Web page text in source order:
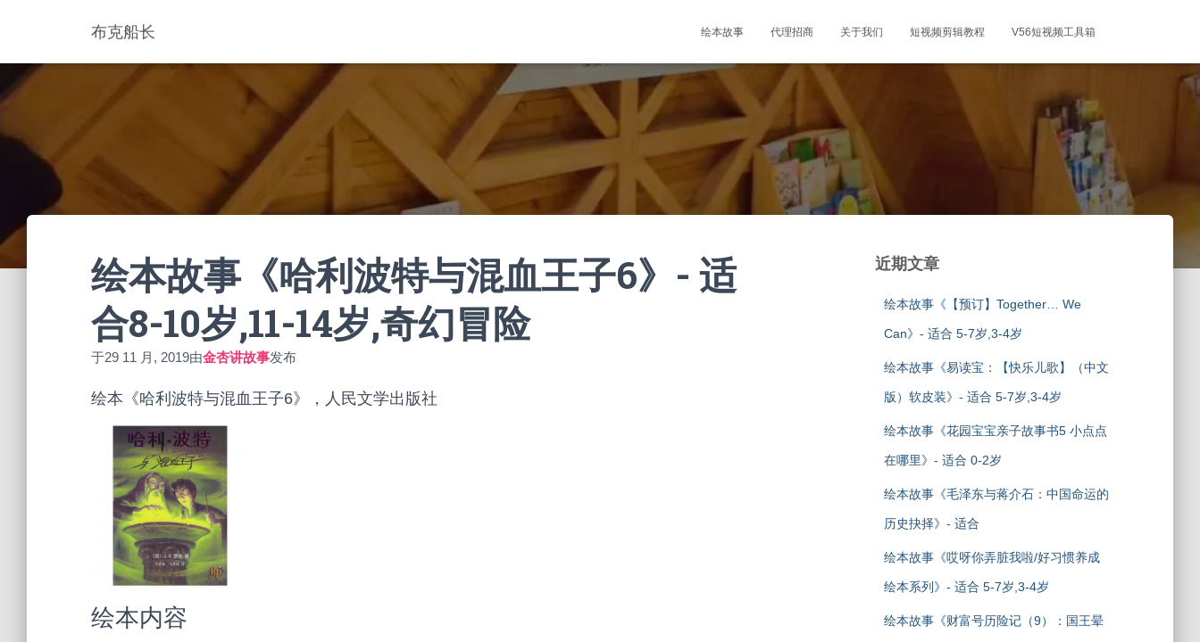
布克船长 绘本故事 代理招商 关于我们 短视频剪辑教程 V56短视频工具箱
绘本故事《哈利波特与混血王子6》- 适
合8-10岁,11-14岁,奇幻冒险
于29 11 月, 2019由金杏讲故事发布
绘本《哈利波特与混血王子6》，人民文学出版社
绘本内容
近期文章
绘本故事《【预订】Together… We
Can》- 适合 5-7岁,3-4岁
绘本故事《易读宝：【快乐儿歌】（中文
版）软皮装》- 适合 5-7岁,3-4岁
绘本故事《花园宝宝亲子故事书5 小点点
在哪里》- 适合 0-2岁
绘本故事《毛泽东与蒋介石：中国命运的
历史抉择》- 适合
绘本故事《哎呀你弄脏我啦/好习惯养成
绘本系列》- 适合 5-7岁,3-4岁
绘本故事《财富号历险记（9）：国王晕